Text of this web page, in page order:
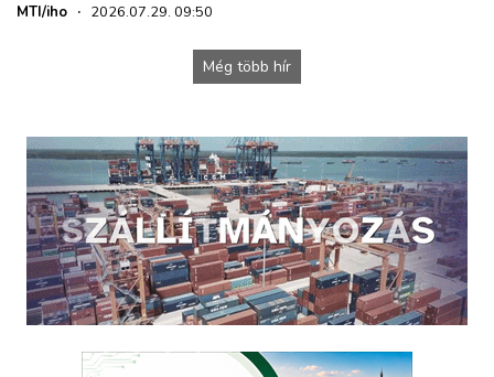
MTI/iho · 2026.07.29. 09:50
Még több hír